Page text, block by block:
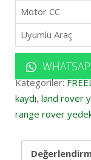
Motor CC
Uyumlu Araç
Kategoriler:
kaydı, land rover
range rover